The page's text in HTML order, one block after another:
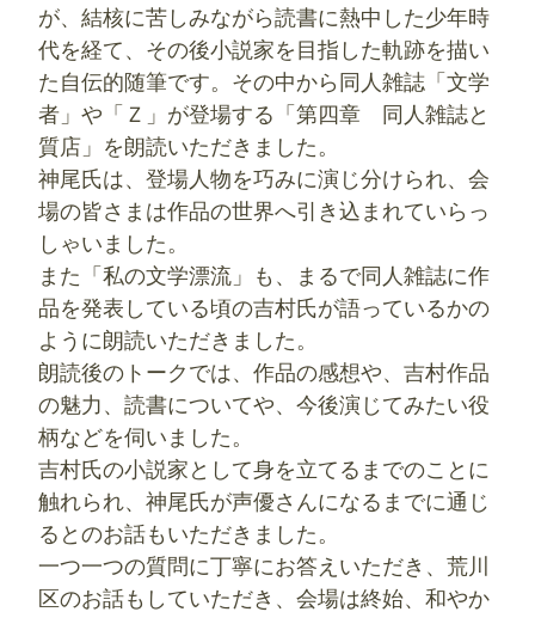
が、結核に苦しみながら読書に熱中した少年時
代を経て、その後小説家を目指した軌跡を描い
た自伝的随筆です。その中から同人雑誌「文学
者」や「Ｚ」が登場する「第四章 同人雑誌と
質店」を朗読いただきました。
神尾氏は、登場人物を巧みに演じ分けられ、会
場の皆さまは作品の世界へ引き込まれていらっ
しゃいました。
また「私の文学漂流」も、まるで同人雑誌に作
品を発表している頃の吉村氏が語っているかの
ように朗読いただきました。
朗読後のトークでは、作品の感想や、吉村作品
の魅力、読書についてや、今後演じてみたい役
柄などを伺いました。
吉村氏の小説家として身を立てるまでのことに
触れられ、神尾氏が声優さんになるまでに通じ
るとのお話もいただきました。
一つ一つの質問に丁寧にお答えいただき、荒川
区のお話もしていただき、会場は終始、和やか